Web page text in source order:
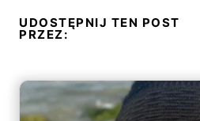
UDOSTĘPNIJ TEN POST
PRZEZ: